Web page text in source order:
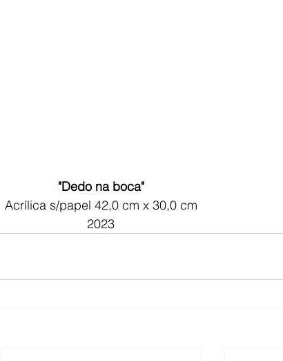
"Dedo na boca"
Acrílica s/papel 42,0 cm x 30,0 cm
2023